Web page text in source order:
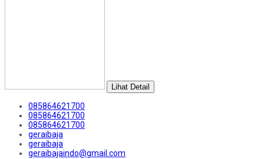
Lihat Detail
085864621700
085864621700
085864621700
geraibaja
geraibaja
geraibajaindo@gmail.com